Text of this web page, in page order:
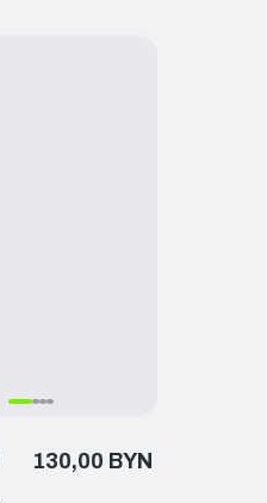
130,00 BYN